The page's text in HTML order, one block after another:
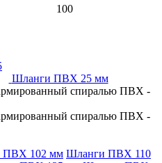
100
Шланги ПВХ 25 мм
ПВХ 102 мм Шланги ПВХ 110